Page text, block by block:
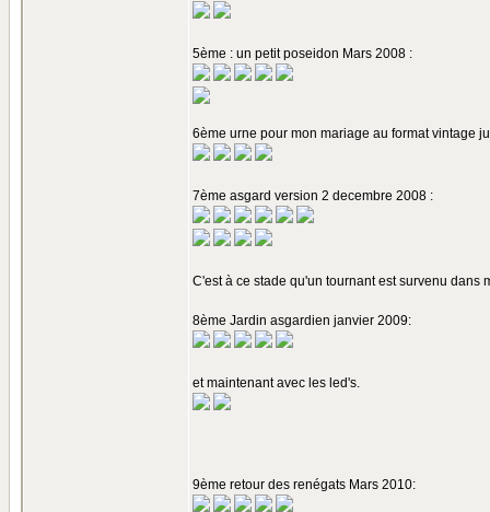
5ème : un petit poseidon Mars 2008 :
6ème urne pour mon mariage au format vintage
7ème asgard version 2 decembre 2008 :
C'est à ce stade qu'un tournant est survenu dans
8ème Jardin asgardien janvier 2009:
et maintenant avec les led's.
9ème retour des renégats Mars 2010: